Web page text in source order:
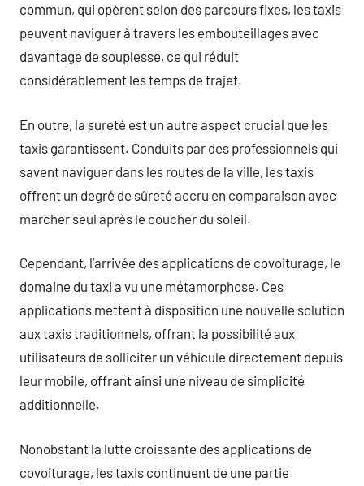
commun, qui opèrent selon des parcours fixes, les taxis
peuvent naviguer à travers les embouteillages avec
davantage de souplesse, ce qui réduit
considérablement les temps de trajet.
En outre, la sureté est un autre aspect crucial que les
taxis garantissent. Conduits par des professionnels qui
savent naviguer dans les routes de la ville, les taxis
offrent un degré de sûreté accru en comparaison avec
marcher seul après le coucher du soleil.
Cependant, l’arrivée des applications de covoiturage, le
domaine du taxi a vu une métamorphose. Ces
applications mettent à disposition une nouvelle solution
aux taxis traditionnels, offrant la possibilité aux
utilisateurs de solliciter un véhicule directement depuis
leur mobile, offrant ainsi une niveau de simplicité
additionnelle.
Nonobstant la lutte croissante des applications de
covoiturage, les taxis continuent de une partie